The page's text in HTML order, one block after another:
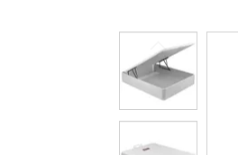
para
o
final
da
de